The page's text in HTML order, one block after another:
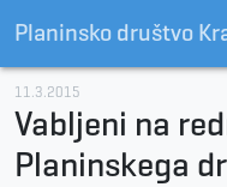
Planinsko društvo
11.3.2015
Vabljeni na
Planinskega